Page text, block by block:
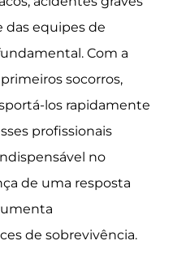
das equipes de
Com a
socorros,
los rapidamente
profissionais
no
de uma resposta
de sobrevivência.